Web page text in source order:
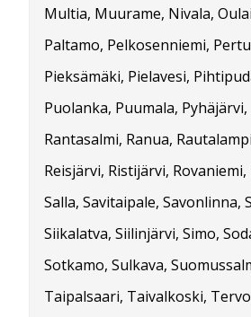
Multia, Muurame, Nivala,
Paltamo, Pelkosenniemi,
Pieksämäki, Pielavesi,
Puolanka, Puumala,
Rantasalmi, Ranua,
Reisjärvi, Ristijärvi,
Salla, Savitaipale, Savonlinna,
Siikalatva, Siilinjärvi, Simo,
Sotkamo, Sulkava,
Taipalsaari, Taivalkoski,